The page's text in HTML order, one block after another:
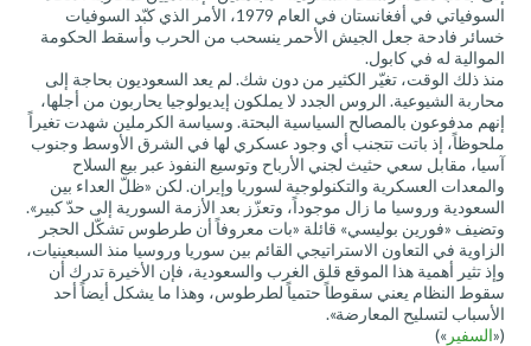
السوفياتي في أفغانستان في العام 1979، الأمر الذي كبّد السوفيات
خسائر فادحة جعل الجيش الأحمر ينسحب من الحرب وأسقط الحكومة
الموالية له في كابول.
منذ ذلك الوقت، تغيّر الكثير من دون شك. لم يعد السعوديون بحاجة إلى
محاربة الشيوعية. الروس الجدد لا يملكون إيديولوجيا يحاربون من أجلها،
إنهم مدفوعون بالمصالح السياسية البحتة. وسياسة الكرملين شهدت تغيراً
ملحوظاً، إذ باتت تتجنب أي وجود عسكري لها في الشرق الأوسط وجنوب
آسيا، مقابل سعي حثيث لجني الأرباح وتوسيع النفوذ عبر بيع السلاح
والمعدات العسكرية والتكنولوجية لسوريا وإيران. لكن «ظلّ العداء بين
السعودية وروسيا ما زال موجوداً، وتعزّز بعد الأزمة السورية إلى حدّ كبير».
وتضيف «فورين بوليسي» قائلة «بات معروفاً أن طرطوس تشكّل الحجر
الزاوية في التعاون الاستراتيجي القائم بين سوريا وروسيا منذ السبعينيات،
وإذ تثير أهمية هذا الموقع قلق الغرب والسعودية، فإن الأخيرة تدرك أن
سقوط النظام يعني سقوطاً حتمياً لطرطوس، وهذا ما يشكل أيضاً أحد
الأسباب لتسليح المعارضة».
(«السفير »)